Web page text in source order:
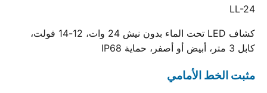
LL-24
كشاف LED تحت الماء بدون نيش 24 وات، 12-14 فولت،
كابل 3 متر، أبيض أو أصفر، حماية IP68
مثبت الخط الأمامي